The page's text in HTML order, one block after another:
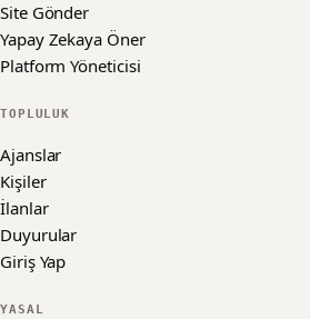
Site Gönder
Yapay Zekaya Öner
Platform Yöneticisi
TOPLULUK
Ajanslar
Kişiler
İlanlar
Duyurular
Giriş Yap
YASAL